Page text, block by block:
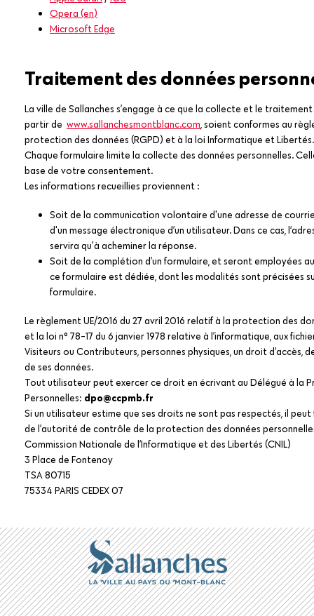
Opera (en)
Microsoft Edge
Traitement des données
La ville de Sallanches s’engage à ce que la collecte et le
partir de www.sallanchesmontblanc.com, soient conformes au
protection des données (RGPD) et à la loi Informatique et Libertés.
Chaque formulaire limite la collecte des données personnelles.
base de votre consentement.
Les informations recueillies proviennent :
Soit de la communication volontaire d'une adresse de
d'un message électronique d’un utilisateur. Dans ce cas,
servira qu'à acheminer la réponse.
Soit de la complétion d’un formulaire, et seront employées
ce formulaire est dédiée, dont les modalités sont précisées
formulaire.
Le règlement UE/2016 du 27 avril 2016 relatif à la protection des
et la loi n° 78-17 du 6 janvier 1978 relative à l’informatique, aux
Visiteurs ou Contributeurs, personnes physiques, un droit d’accès,
de ses données.
Tout utilisateur peut exercer ce droit en écrivant au Délégué à la
Personnelles: dpo@ccpmb.fr
Si un utilisateur estime que ses droits ne sont pas respectés, il
de l’autorité de contrôle de la protection des données
Commission Nationale de l’Informatique et des Libertés (CNIL)
3 Place de Fontenoy
TSA 80715
75334 PARIS CEDEX 07